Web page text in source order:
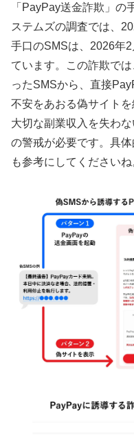
「PayPay送金詐欺」の
ステムズの調査では、
手口のSMSは、2026年
ています。この詐欺で
ったSMSから、直接
不安をあおる偽サイト
大切な副業収入を失わ
の警戒が必要です。具
も参考にしてくださいね